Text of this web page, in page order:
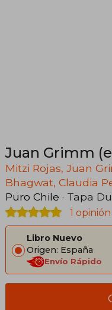
Juan Grimm
Mitzi Rojas, Juan
Bhagwat, Claudia
Puro Chile · Tapa
1 opinión
Libro Nuevo
Origen: España
Envío Rápido